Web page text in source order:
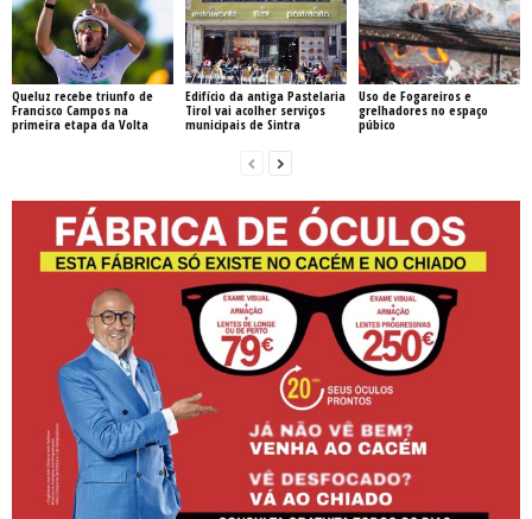
Queluz recebe triunfo de
Francisco Campos na
primeira etapa da Volta
Edifício da antiga Pastelaria
Tirol vai acolher serviços
municipais de Sintra
Uso de Fogareiros e
grelhadores no espaço
púbico